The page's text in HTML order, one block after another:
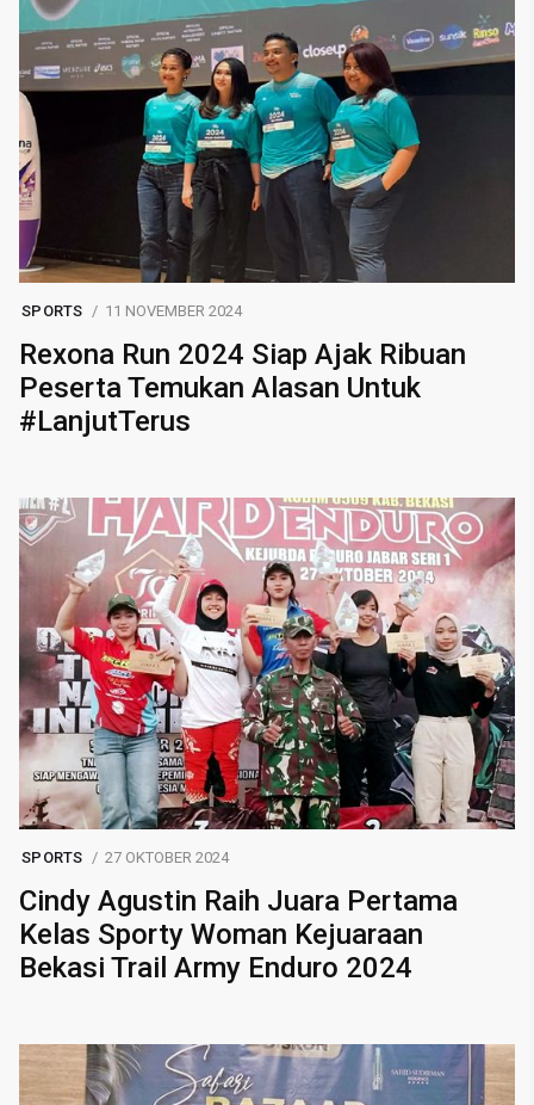
SPORTS 11 NOVEMBER 2024
Rexona Run 2024 Siap Ajak Ribuan
Peserta Temukan Alasan Untuk
#LanjutTerus
SPORTS 27 OKTOBER 2024
Cindy Agustin Raih Juara Pertama
Kelas Sporty Woman Kejuaraan
Bekasi Trail Army Enduro 2024